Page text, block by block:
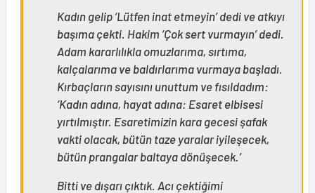
Kadın gelip ‘Lütfen inat etmeyin’ dedi ve atkıyı
başıma çekti. Hakim ‘Çok sert vurmayın’ dedi.
Adam kararlılıkla omuzlarıma, sırtıma,
kalçalarıma ve baldırlarıma vurmaya başladı.
Kırbaçların sayısını unuttum ve fısıldadım:
‘Kadın adına, hayat adına: Esaret elbisesi
yırtılmıştır. Esaretimizin kara gecesi şafak
vakti olacak, bütün taze yaralar iyileşecek,
bütün prangalar baltaya dönüşecek.’
Bitti ve dışarı çıktık. Acı çektiğimi